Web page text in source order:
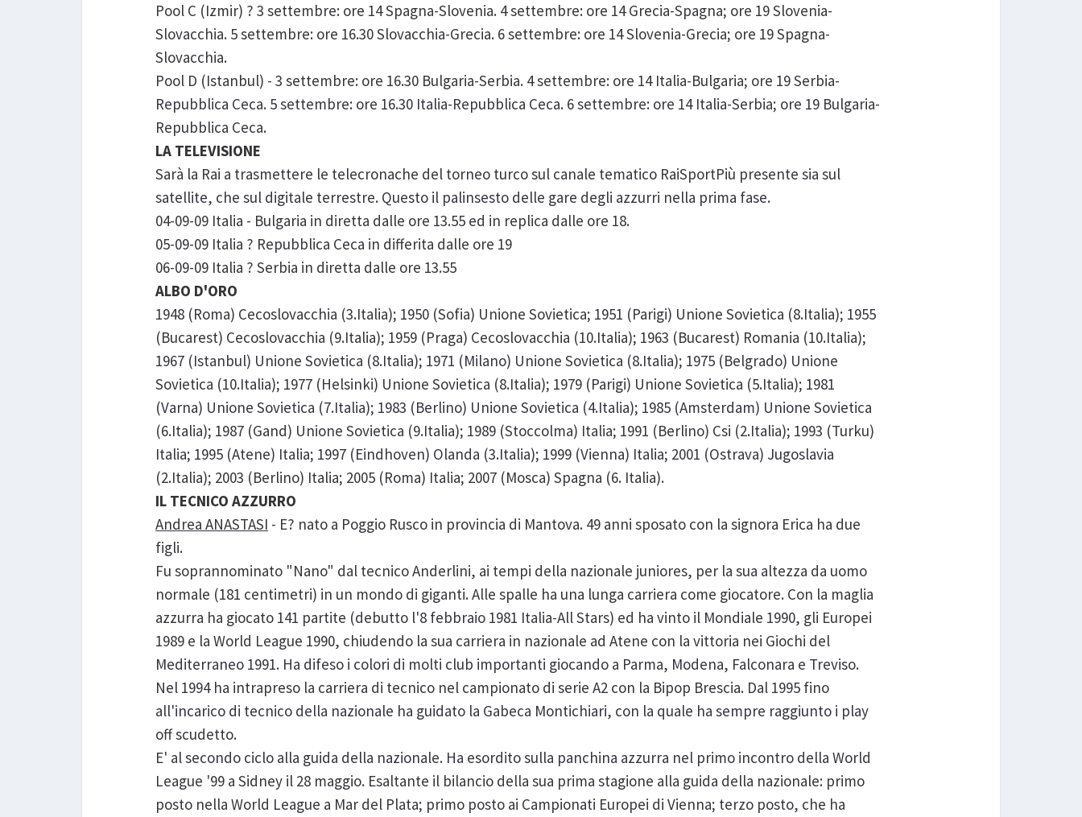
Pool C (Izmir) ? 3 settembre: ore 14 Spagna-Slovenia. 4 settembre: ore 14 Grecia-Spagna; ore 19 Slovenia-
Slovacchia. 5 settembre: ore 16.30 Slovacchia-Grecia. 6 settembre: ore 14 Slovenia-Grecia; ore 19 Spagna-
Slovacchia.
Pool D (Istanbul) - 3 settembre: ore 16.30 Bulgaria-Serbia. 4 settembre: ore 14 Italia-Bulgaria; ore 19 Serbia-
Repubblica Ceca. 5 settembre: ore 16.30 Italia-Repubblica Ceca. 6 settembre: ore 14 Italia-Serbia; ore 19 Bulgaria-
Repubblica Ceca.
LA TELEVISIONE
Sarà la Rai a trasmettere le telecronache del torneo turco sul canale tematico RaiSportPiù presente sia sul
satellite, che sul digitale terrestre. Questo il palinsesto delle gare degli azzurri nella prima fase.
04-09-09 Italia - Bulgaria in diretta dalle ore 13.55 ed in replica dalle ore 18.
05-09-09 Italia ? Repubblica Ceca in differita dalle ore 19
06-09-09 Italia ? Serbia in diretta dalle ore 13.55
ALBO D'ORO
1948 (Roma) Cecoslovacchia (3.Italia); 1950 (Sofia) Unione Sovietica; 1951 (Parigi) Unione Sovietica (8.Italia); 1955
(Bucarest) Cecoslovacchia (9.Italia); 1959 (Praga) Cecoslovacchia (10.Italia); 1963 (Bucarest) Romania (10.Italia);
1967 (Istanbul) Unione Sovietica (8.Italia); 1971 (Milano) Unione Sovietica (8.Italia); 1975 (Belgrado) Unione
Sovietica (10.Italia); 1977 (Helsinki) Unione Sovietica (8.Italia); 1979 (Parigi) Unione Sovietica (5.Italia); 1981
(Varna) Unione Sovietica (7.Italia); 1983 (Berlino) Unione Sovietica (4.Italia); 1985 (Amsterdam) Unione Sovietica
(6.Italia); 1987 (Gand) Unione Sovietica (9.Italia); 1989 (Stoccolma) Italia; 1991 (Berlino) Csi (2.Italia); 1993 (Turku)
Italia; 1995 (Atene) Italia; 1997 (Eindhoven) Olanda (3.Italia); 1999 (Vienna) Italia; 2001 (Ostrava) Jugoslavia
(2.Italia); 2003 (Berlino) Italia; 2005 (Roma) Italia; 2007 (Mosca) Spagna (6. Italia).
IL TECNICO AZZURRO
Andrea ANASTASI - E? nato a Poggio Rusco in provincia di Mantova. 49 anni sposato con la signora Erica ha due
figli.
Fu soprannominato "Nano" dal tecnico Anderlini, ai tempi della nazionale juniores, per la sua altezza da uomo
normale (181 centimetri) in un mondo di giganti. Alle spalle ha una lunga carriera come giocatore. Con la maglia
azzurra ha giocato 141 partite (debutto l'8 febbraio 1981 Italia-All Stars) ed ha vinto il Mondiale 1990, gli Europei
1989 e la World League 1990, chiudendo la sua carriera in nazionale ad Atene con la vittoria nei Giochi del
Mediterraneo 1991. Ha difeso i colori di molti club importanti giocando a Parma, Modena, Falconara e Treviso.
Nel 1994 ha intrapreso la carriera di tecnico nel campionato di serie A2 con la Bipop Brescia. Dal 1995 fino
all'incarico di tecnico della nazionale ha guidato la Gabeca Montichiari, con la quale ha sempre raggiunto i play
off scudetto.
E' al secondo ciclo alla guida della nazionale. Ha esordito sulla panchina azzurra nel primo incontro della World
League '99 a Sidney il 28 maggio. Esaltante il bilancio della sua prima stagione alla guida della nazionale: primo
posto nella World League a Mar del Plata; primo posto ai Campionati Europei di Vienna; terzo posto, che ha